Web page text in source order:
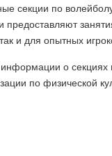
секции по
предоставляют
и для опытных
о
по физической